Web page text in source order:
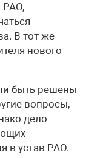
РАО,
В тот же
нового
быть решены
вопросы,
дело
в устав РАО.